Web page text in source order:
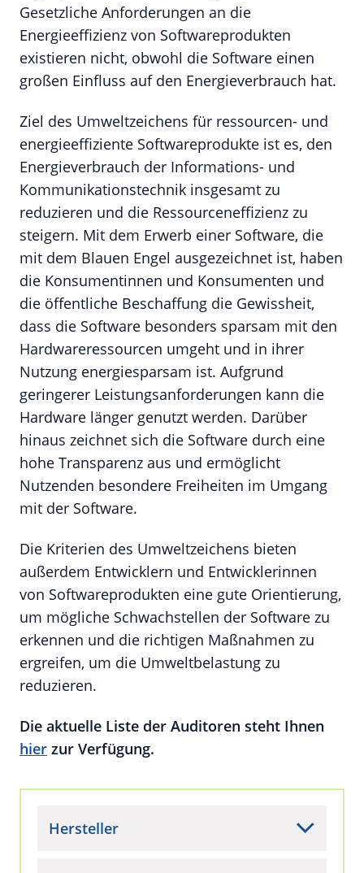
Gesetzliche Anforderungen an die
Energieeffizienz von Softwareprodukten
existieren nicht, obwohl die Software einen
großen Einfluss auf den Energieverbrauch hat.
Ziel des Umweltzeichens für ressourcen- und
energieeffiziente Softwareprodukte ist es, den
Energieverbrauch der Informations- und
Kommunikationstechnik insgesamt zu
reduzieren und die Ressourceneffizienz zu
steigern. Mit dem Erwerb einer Software, die
mit dem Blauen Engel ausgezeichnet ist, haben
die Konsumentinnen und Konsumenten und
die öffentliche Beschaffung die Gewissheit,
dass die Software besonders sparsam mit den
Hardwareressourcen umgeht und in ihrer
Nutzung energiesparsam ist. Aufgrund
geringerer Leistungsanforderungen kann die
Hardware länger genutzt werden. Darüber
hinaus zeichnet sich die Software durch eine
hohe Transparenz aus und ermöglicht
Nutzenden besondere Freiheiten im Umgang
mit der Software.
Die Kriterien des Umweltzeichens bieten
außerdem Entwicklern und Entwicklerinnen
von Softwareprodukten eine gute Orientierung,
um mögliche Schwachstellen der Software zu
erkennen und die richtigen Maßnahmen zu
ergreifen, um die Umweltbelastung zu
reduzieren.
Die aktuelle Liste der Auditoren steht Ihnen
hier zur Verfügung.
Hersteller